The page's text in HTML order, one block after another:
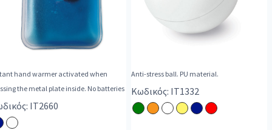
hand warmer activated when
the metal plate inside. No batteries
IT2660
Anti-stress ball. PU material.
Κωδικός: IT1332